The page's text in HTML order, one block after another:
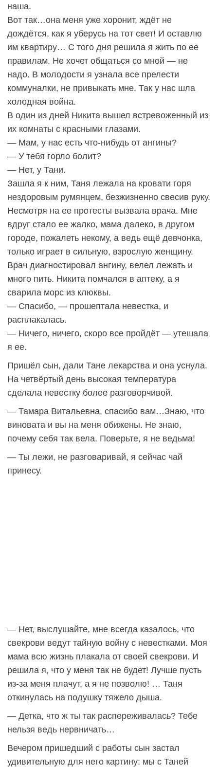
наша.
Вот так…она меня уже хоронит, ждёт не
дождётся, как я уберусь на тот свет! И оставлю
им квартиру… С того дня решила я жить по ее
правилам. Не хочет общаться со мной — не
надо. В молодости я узнала все прелести
коммуналки, не привыкать мне. Так у нас шла
холодная война.
В один из дней Никита вышел встревоженный из
их комнаты с красными глазами.
— Мам, у нас есть что-нибудь от ангины?
— У тебя горло болит?
— Нет, у Тани.
Зашла я к ним, Таня лежала на кровати горя
нездоровым румянцем, безжизненно свесив руку.
Несмотря на ее протесты вызвала врача. Мне
вдруг стало ее жалко, мама далеко, в другом
городе, пожалеть некому, а ведь ещё девчонка,
только играет в сильную, взрослую женщину.
Врач диагностировал ангину, велел лежать и
много пить. Никита помчался в аптеку, а я
сварила морс из клюквы.
— Спасибо, — прошептала невестка, и
расплакалась.
— Ничего, ничего, скоро все пройдёт — утешала
я ее.
Пришёл сын, дали Тане лекарства и она уснула.
На четвёртый день высокая температура
сделала невестку более разговорчивой.
— Тамара Витальевна, спасибо вам…Знаю, что
виновата и вы на меня обижены. Не знаю,
почему себя так вела. Поверьте, я не ведьма!
— Ты лежи, не разговаривай, я сейчас чай
принесу.
— Нет, выслушайте, мне всегда казалось, что
свекрови ведут тайную войну с невестками. Моя
мама всю жизнь плакала от своей свекрови. И
решила я, что у меня так не будет! Лучше пусть
из-за меня плачут, а я не позволю! … Таня
откинулась на подушку тяжело дыша.
— Детка, что ж ты так распереживалась? Тебе
нельзя ведь нервничать…
Вечером пришедший с работы сын застал
удивительную для него картину: мы с Таней